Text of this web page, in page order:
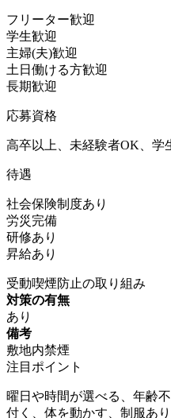
フリーター歓迎
学生歓迎
主婦(夫)歓迎
土日働ける方歓迎
長期歓迎
応募資格
高卒以上、未経験者OK、学
待遇
社会保険制度あり
労災完備
研修あり
昇給あり
受動喫煙防止の取り組み
対策の有無
あり
備考
敷地内禁煙
注目ポイント
曜日や時間が選べる、年齢
付く、体を動かす、制服あ